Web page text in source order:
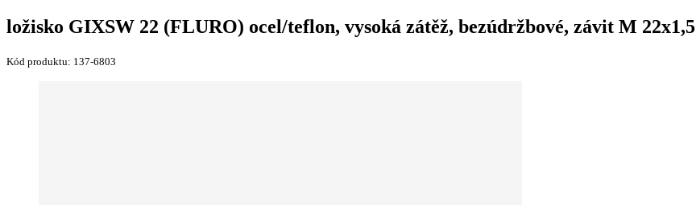
ložisko GIXSW 22 (FLURO) ocel/teflon, vysoká zátěž, bezúdržbové, závit M 22x1,5
Kód produktu: 137-6803